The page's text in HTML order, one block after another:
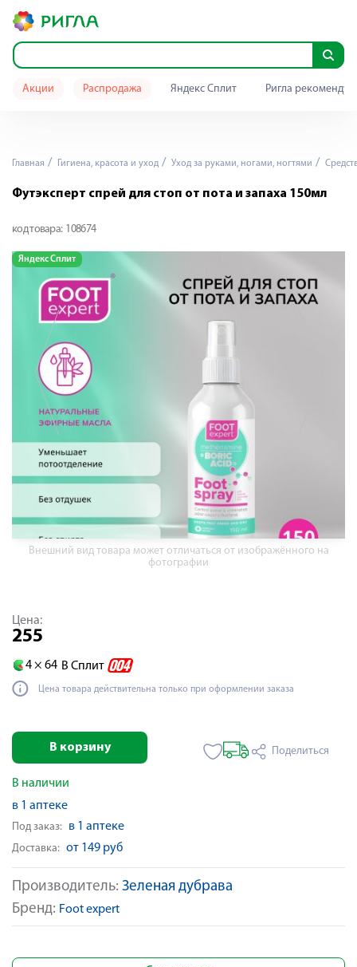
Акции Распродажа Яндекс Сплит Ригла
Главная Гигиена, красота и уход Уход за руками, ногами, ногтями
Футэксперт спрей для стоп от пота и запаха 150мл
код товара: 108674
Яндекс Сплит
Внешний вид товара может отличаться от изображённого на
фотографии
Производитель: Зеленая дубрава
Бренд: Foot expert
Цена:
255
4 × 64 В Сплит
Цена товара действительна только при оформлении заказа
В корзину Поделиться
В наличии
в 1 аптеке
Под заказ: в 1 аптеке
Доставка: от 149 руб